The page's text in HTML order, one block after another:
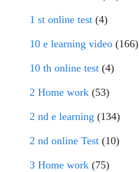
1 st online test (4)
10 e learning video (166)
10 th online test (4)
2 Home work (53)
2 nd e learning (134)
2 nd online Test (10)
3 Home work (75)